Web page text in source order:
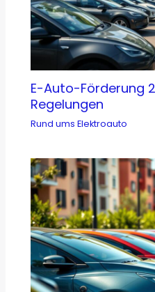
E-Auto-Förderung
Regelungen
Rund ums Elektroauto